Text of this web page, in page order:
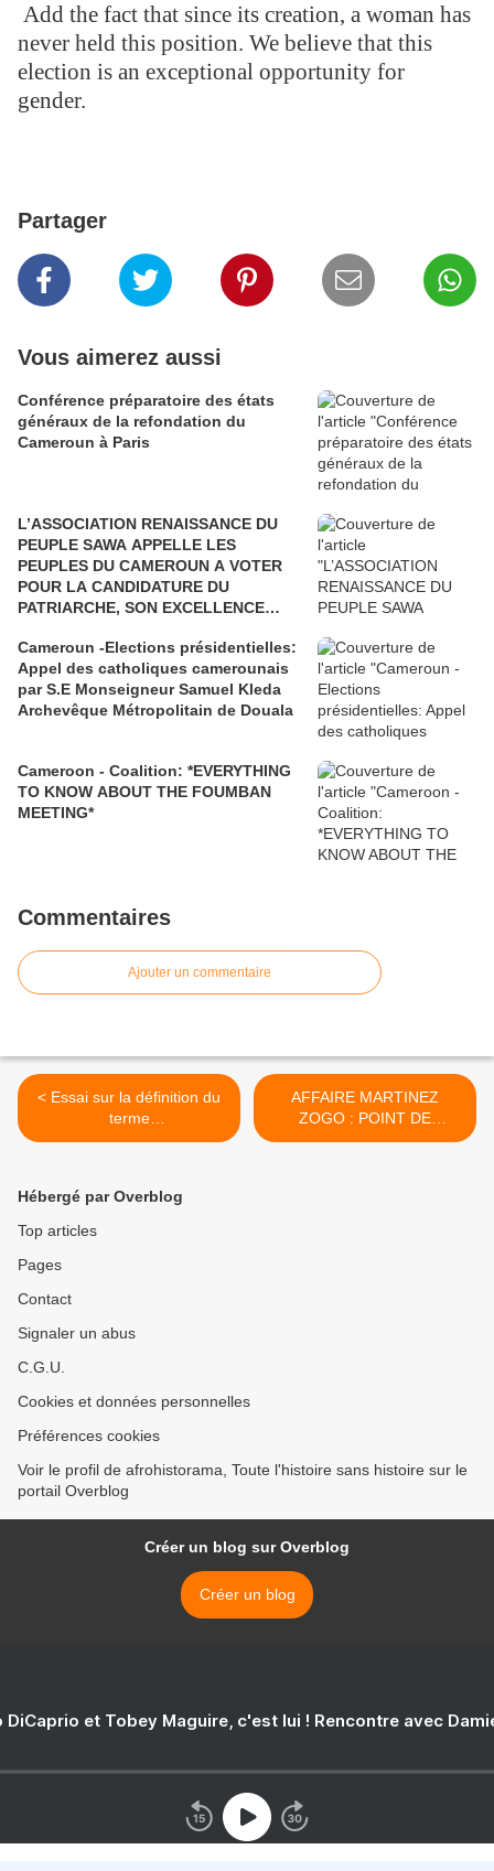
Add the fact that since its creation, a woman has
never held this position. We believe that this
election is an exceptional opportunity for
gender.
Partager
Vous aimerez aussi
Conférence préparatoire des états
généraux de la refondation du
Cameroun à Paris
L’ASSOCIATION RENAISSANCE DU
PEUPLE SAWA APPELLE LES
PEUPLES DU CAMEROUN A VOTER
POUR LA CANDIDATURE DU
PATRIARCHE, SON EXCELLENCE
Cameroun -Elections présidentielles:
Appel des catholiques camerounais
par S.E Monseigneur Samuel Kleda
Archevêque Métropolitain de Douala
Cameroon - Coalition: *EVERYTHING
TO KNOW ABOUT THE FOUMBAN
MEETING*
Commentaires
Ajouter un commentaire
< Essai sur la définition du
terme
FranceAfricain....Essay on
AFFAIRE MARTINEZ
ZOGO : POINT DE
PRESSE DES AVOCATS DE
Hébergé par Overblog
Top articles
Pages
Contact
Signaler un abus
C.G.U.
Cookies et données personnelles
Préférences cookies
Voir le profil de afrohistorama, Toute l'histoire sans histoire sur le
portail Overblog
Créer un blog sur Overblog
Créer un blog
DiCaprio et Tobey Maguire, c'est lui ! Rencontre avec